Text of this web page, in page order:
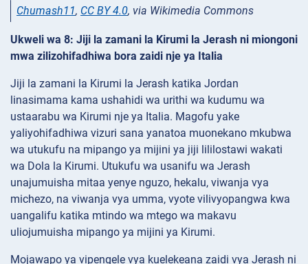
Chumash11, CC BY 4.0, via Wikimedia Commons
Ukweli wa 8: Jiji la zamani la Kirumi la Jerash ni miongoni
mwa zilizohifadhiwa bora zaidi nje ya Italia
Jiji la zamani la Kirumi la Jerash katika Jordan
linasimama kama ushahidi wa urithi wa kudumu wa
ustaarabu wa Kirumi nje ya Italia. Magofu yake
yaliyohifadhiwa vizuri sana yanatoa muonekano mkubwa
wa utukufu na mipango ya mijini ya jiji lililostawi wakati
wa Dola la Kirumi. Utukufu wa usanifu wa Jerash
unajumuisha mitaa yenye nguzo, hekalu, viwanja vya
michezo, na viwanja vya umma, vyote vilivyopangwa kwa
uangalifu katika mtindo wa mtego wa makavu
uliojumuisha mipango ya mijini ya Kirumi.
Mojawapo ya vipengele vya kuelekeana zaidi vya Jerash ni